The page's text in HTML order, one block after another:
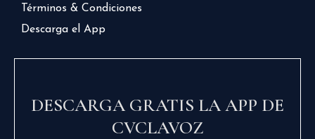
Términos & Condiciones
Descarga el App
DESCARGA GRATIS LA APP DE
CVCLAVOZ